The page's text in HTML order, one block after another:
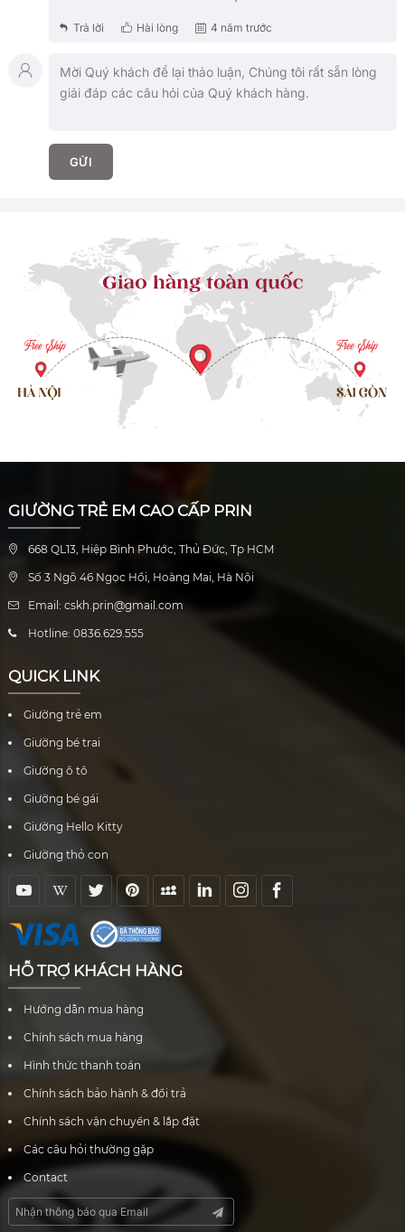
Trả lời Hài lòng 4 năm trước
GỬI
GIƯỜNG TRẺ EM CAO CẤP PRIN
668 QL13, Hiệp Bình Phước, Thủ Đức, Tp HCM
Số 3 Ngõ 46 Ngọc Hồi, Hoàng Mai, Hà Nội
Email: cskh.prin@gmail.com
Hotline: 0836.629.555
QUICK LINK
Giường trẻ em
Giường bé trai
Giường ô tô
Giường bé gái
Giường Hello Kitty
Giường thỏ con
HỖ TRỢ KHÁCH HÀNG
Hướng dẫn mua hàng
Chính sách mua hàng
Hình thức thanh toán
Chính sách bảo hành & đổi trả
Chính sách vận chuyển & lắp đặt
Các câu hỏi thường gặp
Contact